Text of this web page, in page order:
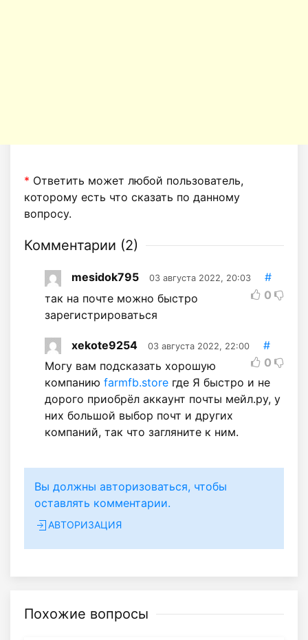
* Ответить может любой пользователь,
которому есть что сказать по данному
вопросу.
Комментарии (2)
mesidok795 03 августа 2022, 20:03
#
0
так на почте можно быстро
зарегистрироваться
xekote9254 03 августа 2022, 22:00
#
0
Могу вам подсказать хорошую
компанию farmfb.store где Я быстро и не
дорого приобрёл аккаунт почты мейл.ру, у
них большой выбор почт и других
компаний, так что загляните к ним.
Вы должны авторизоваться, чтобы
оставлять комментарии.
АВТОРИЗАЦИЯ
Похожие вопросы